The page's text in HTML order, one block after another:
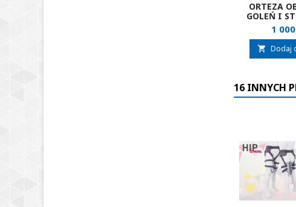
ORTEZA
GOLEŃ I
Cena
1
 Dodaj
16 INNYCH